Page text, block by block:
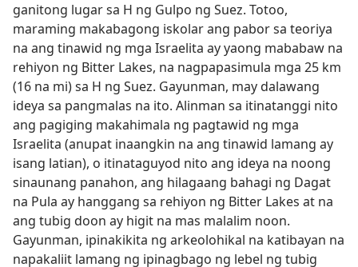
ganitong lugar sa H ng Gulpo ng Suez. Totoo,
maraming makabagong iskolar ang pabor sa teoriya
na ang tinawid ng mga Israelita ay yaong mababaw na
rehiyon ng Bitter Lakes, na nagpapasimula mga 25 km
(16 na mi) sa H ng Suez. Gayunman, may dalawang
ideya sa pangmalas na ito. Alinman sa itinatanggi nito
ang pagiging makahimala ng pagtawid ng mga
Israelita (anupat inaangkin na ang tinawid lamang ay
isang latian), o itinataguyod nito ang ideya na noong
sinaunang panahon, ang hilagaang bahagi ng Dagat
na Pula ay hanggang sa rehiyon ng Bitter Lakes at na
ang tubig doon ay higit na mas malalim noon.
Gayunman, ipinakikita ng arkeolohikal na katibayan na
napakaliit lamang ng ipinagbago ng lebel ng tubig